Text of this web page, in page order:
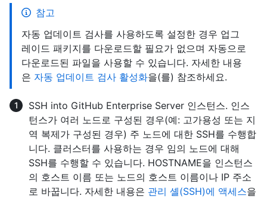
참고
자동 업데이트 검사를 사용하도록 설정한 경우 업그
레이드 패키지를 다운로드할 필요가 없으며 자동으로
다운로드된 파일을 사용할 수 있습니다. 자세한 내용
은 자동 업데이트 검사 활성화을(를) 참조하세요.
SSH into GitHub Enterprise Server 인스턴스. 인스
턴스가 여러 노드로 구성된 경우(예: 고가용성 또는 지
역 복제가 구성된 경우) 주 노드에 대한 SSH를 수행합
니다. 클러스터를 사용하는 경우 임의 노드에 대해
SSH를 수행할 수 있습니다. HOSTNAME을 인스턴스
의 호스트 이름 또는 노드의 호스트 이름이나 IP 주소
로 바꿉니다. 자세한 내용은 관리 셸(SSH)에 액세스을